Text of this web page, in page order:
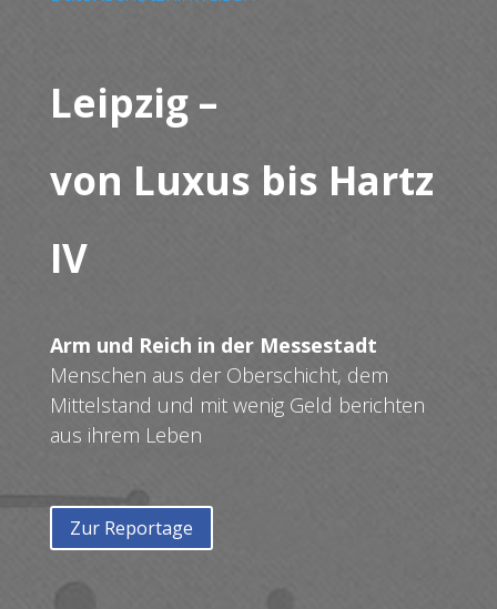
Leipzig –
von Luxus bis Hartz
IV
Arm und Reich in der Messestadt
Menschen aus der Oberschicht, dem
Mittelstand und mit wenig Geld berichten
aus ihrem Leben
Zur Reportage